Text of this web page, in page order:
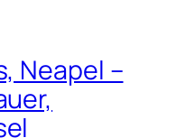
Neapel –